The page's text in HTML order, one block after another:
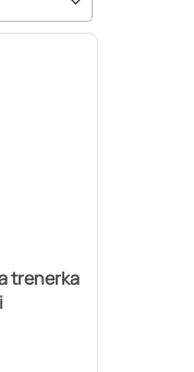
trenerka